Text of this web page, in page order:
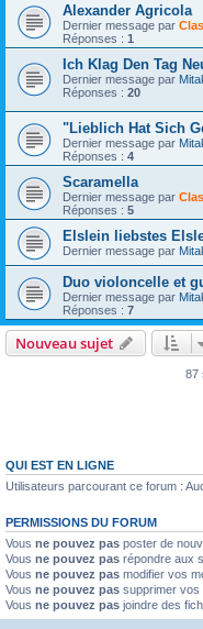
Alexander Agricola
Dernier message par
Réponses : 1
Ich Klag Den Tag
Dernier message par
Réponses : 20
"Lieblich Hat Sich
Dernier message par
Réponses : 4
Scaramella
Dernier message par
Réponses : 5
Elslein liebstes
Dernier message par
Duo violoncelle et
Dernier message par
Réponses : 7
Nouveau sujet
87
QUI EST EN LIGNE
Utilisateurs parcourant ce forum :
PERMISSIONS DU FORUM
Vous ne pouvez pas poster de
Vous ne pouvez pas répondre aux
Vous ne pouvez pas modifier vos
Vous ne pouvez pas supprimer vos
Vous ne pouvez pas joindre des